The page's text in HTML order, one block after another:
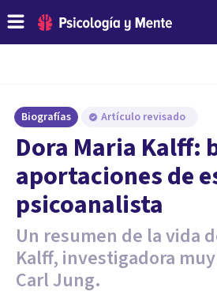
Biografías Artículo revisado
Dora Maria Kalff:
aportaciones de
psicoanalista
Un resumen de la vida
Kalff, investigadora
Carl Jung.